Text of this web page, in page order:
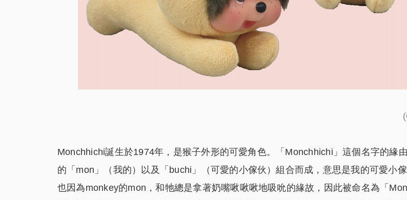
Monchhichi誕生於1974年，是猴子外形的可愛角色。「Monchhichi」這個名字的緣
的「mon」（我的）以及「buchi」（可愛的小傢伙）組合而成，意思是我的可愛小傢
也因為monkey的mon，和牠總是拿著奶嘴啾啾啾地吸吮的緣故，因此被命名為「